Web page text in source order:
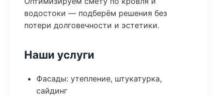
водостоки — подберём решения без
потери долговечности и эстетики.
Наши услуги
Фасады: утепление, штукатурка,
сайдинг